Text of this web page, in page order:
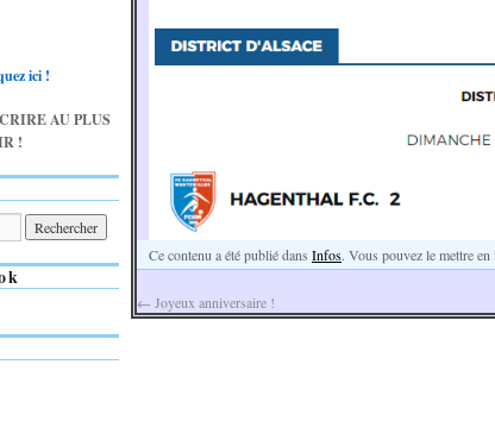
Ce contenu a été publié dans Infos. Vous pouvez le mettre
← Joyeux anniversaire !
ici !
AU PLUS
!